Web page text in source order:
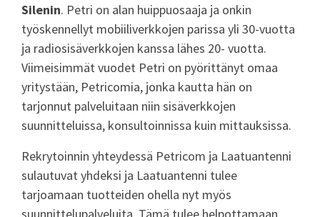
Silenin. Petri on alan huippuosaaja ja onkin
työskennellyt mobiiliverkkojen parissa yli 30-vuotta
ja radiosisäverkkojen kanssa lähes 20- vuotta.
Viimeisimmät vuodet Petri on pyörittänyt omaa
yritystään, Petricomia, jonka kautta hän on
tarjonnut palveluitaan niin sisäverkkojen
suunnitteluissa, konsultoinnissa kuin mittauksissa.
Rekrytoinnin yhteydessä Petricom ja Laatuantenni
sulautuvat yhdeksi ja Laatuantenni tulee
tarjoamaan tuotteiden ohella nyt myös